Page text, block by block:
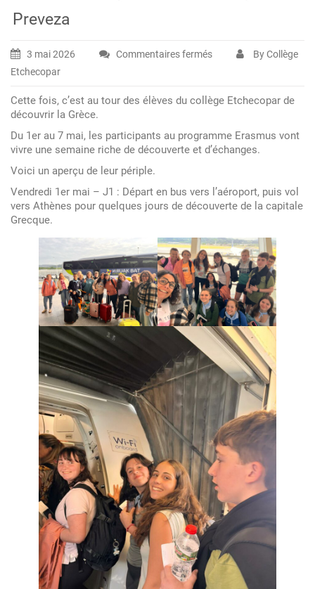
Preveza
3 mai 2026 Commentaires ferméssur
Echange
–
Preveza
By Collège
Etchecopar
Cette fois, c’est au tour des élèves du collège Etchecopar de
découvrir la Grèce.
Du 1er au 7 mai, les participants au programme Erasmus vont
vivre une semaine riche de découverte et d’échanges.
Voici un aperçu de leur périple.
Vendredi 1er mai – J1 : Départ en bus vers l’aéroport, puis vol
vers Athènes pour quelques jours de découverte de la capitale
Grecque.